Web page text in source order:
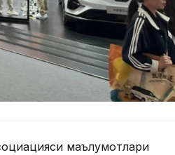
маълумотлари